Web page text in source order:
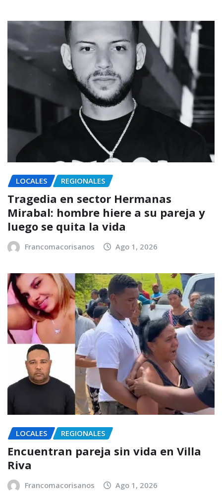
LOCALES REGIONALES
Tragedia en sector Hermanas
Mirabal: hombre hiere a su pareja y
luego se quita la vida
Francomacorisanos Ago 1, 2026
LOCALES REGIONALES
Encuentran pareja sin vida en Villa
Riva
Francomacorisanos Ago 1, 2026